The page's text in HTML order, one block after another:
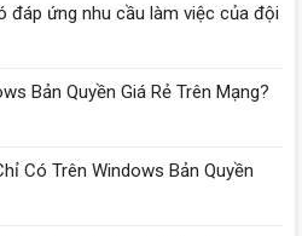
đáp ứng nhu cầu làm việc của đội
Bản Quyền Giá Rẻ Trên Mạng?
Có Trên Windows Bản Quyền